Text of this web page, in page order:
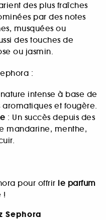
des plus fraîches
par des notes
musquées ou
des touches de
ou jasmin.
:
intense à base de
et fougère.
: Un succès depuis des
mandarine, menthe,
pour offrir le parfum
!
Sephora